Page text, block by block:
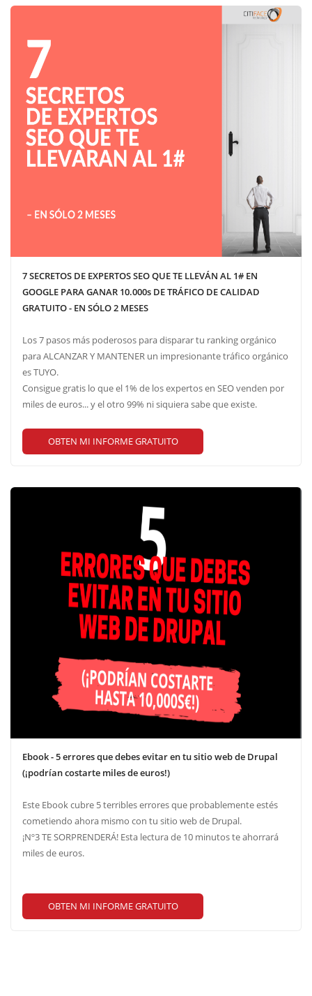
7 SECRETOS DE EXPERTOS SEO QUE TE LLEVÁN AL 1# EN
GOOGLE PARA GANAR 10.000s DE TRÁFICO DE CALIDAD
GRATUITO - EN SÓLO 2 MESES
Los 7 pasos más poderosos para disparar tu ranking orgánico
para ALCANZAR Y MANTENER un impresionante tráfico orgánico
es TUYO.
Consigue gratis lo que el 1% de los expertos en SEO venden por
miles de euros... y el otro 99% ni siquiera sabe que existe.
OBTEN MI INFORME GRATUITO
Ebook - 5 errores que debes evitar en tu sitio web de Drupal
(¡podrían costarte miles de euros!)
Este Ebook cubre 5 terribles errores que probablemente estés
cometiendo ahora mismo con tu sitio web de Drupal.
¡Nº3 TE SORPRENDERÁ! Esta lectura de 10 minutos te ahorrará
miles de euros.
OBTEN MI INFORME GRATUITO